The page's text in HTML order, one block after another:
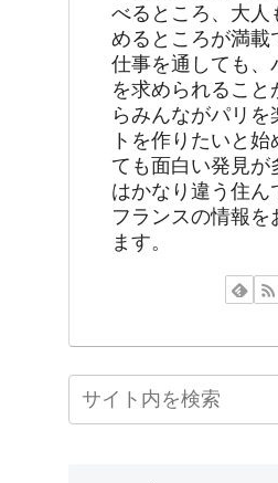
べるところ、大人
めるところが満載
仕事を通しても、
を求められること
らみんながパリを
トを作りたいと始
ても面白い発見が
はかなり違う住ん
フランスの情報を
ます。